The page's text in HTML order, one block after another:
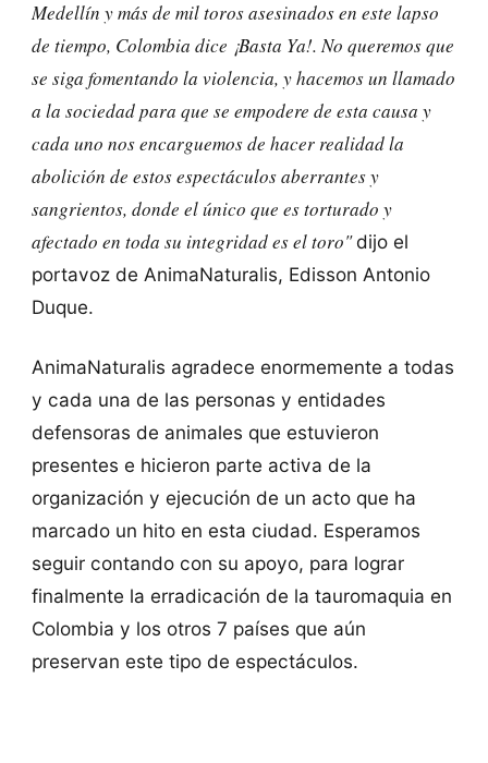
Medellín y más de mil toros asesinados en este lapso
de tiempo, Colombia dice ¡Basta Ya!. No queremos que
se siga fomentando la violencia, y hacemos un llamado
a la sociedad para que se empodere de esta causa y
cada uno nos encarguemos de hacer realidad la
abolición de estos espectáculos aberrantes y
sangrientos, donde el único que es torturado y
afectado en toda su integridad es el toro"dijo el
portavoz de AnimaNaturalis, Edisson Antonio
Duque.
AnimaNaturalis agradece enormemente a todas
y cada una de las personas y entidades
defensoras de animales que estuvieron
presentes e hicieron parte activa de la
organización y ejecución de un acto que ha
marcado un hito en esta ciudad. Esperamos
seguir contando con su apoyo, para lograr
finalmente la erradicación de la tauromaquia en
Colombia y los otros 7 países que aún
preservan este tipo de espectáculos.